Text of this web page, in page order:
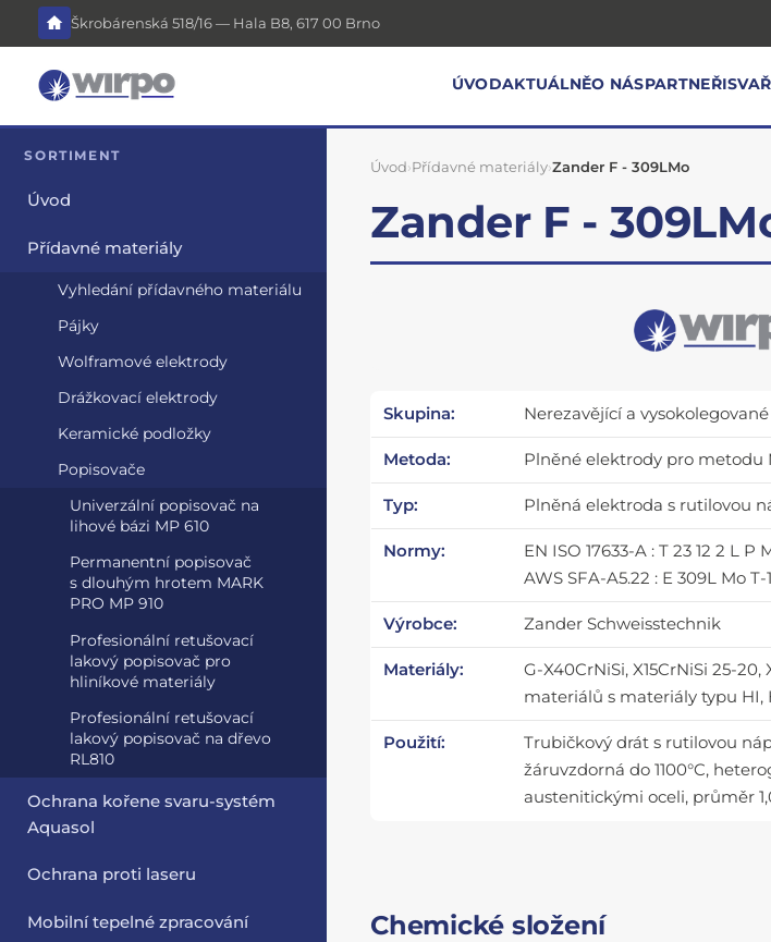
Škrobárenská 518/16 — Hala B8, 617 00 Brno
ÚVODAKTUÁLNĚO NÁSPARTNEŘI
SORTIMENT
Úvod
Přídavné materiály
Vyhledání přídavného materiálu
Pájky
Wolframové elektrody
Drážkovací elektrody
Keramické podložky
Popisovače
Univerzální popisovač na
lihové bázi MP 610
Permanentní popisovač
s dlouhým hrotem MARK
PRO MP 910
Profesionální retušovací
lakový popisovač pro
hliníkové materiály
Profesionální retušovací
lakový popisovač na dřevo
RL810
Ochrana kořene svaru-systém
Aquasol
Ochrana proti laseru
Mobilní tepelné zpracování
Úvod›Přídavné materiály›Zander F - 309LMo
Zander F -
Skupina: Nerezavějící a vysokolegované
Metoda: Plněné elektrody pro metodu
Typ: Plněná elektroda s rutilovou
Normy:
EN ISO 17633-A : T 23 12 2 L P
AWS SFA-A5.22 : E 309L Mo T-1
Výrobce: Zander Schweisstechnik
Materiály:
G-X40CrNiSi, X15CrNiSi 25-20,
materiálů s materiály typu HI,
Použití:
Trubičkový drát s rutilovou
žáruvzdorná do 1100°C,
austenitickými oceli, průměr
Chemické složení